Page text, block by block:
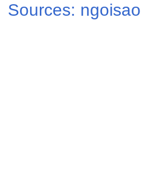
Sources: ngoisao